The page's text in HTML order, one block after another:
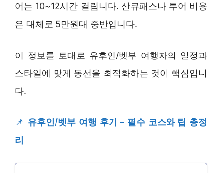
어는 10~12시간 걸립니다. 산큐패스나 투어 비용
은 대체로 5만원대 중반입니다.
이 정보를 토대로 유후인/벳부 여행자의 일정과
스타일에 맞게 동선을 최적화하는 것이 핵심입니
다.
📌 유후인/벳부 여행 후기 – 필수 코스와 팁 총정
리